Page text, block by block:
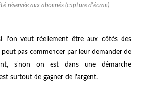
réservée aux abonnés (capture d'écran)
l'on veut réellement être aux côtés des
pas commencer par leur demander de
sinon on est dans une démarche
surtout de gagner de l'argent.